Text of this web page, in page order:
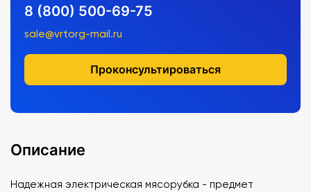
8 (800) 500-69-75
sale@vrtorg-mail.ru
Проконсультироваться
Описание
Надежная электрическая мясорубка - предмет